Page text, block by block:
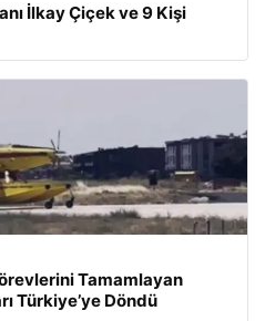
İlkay Çiçek ve 9 Kişi
Tamamlayan
Türkiye’ye Döndü